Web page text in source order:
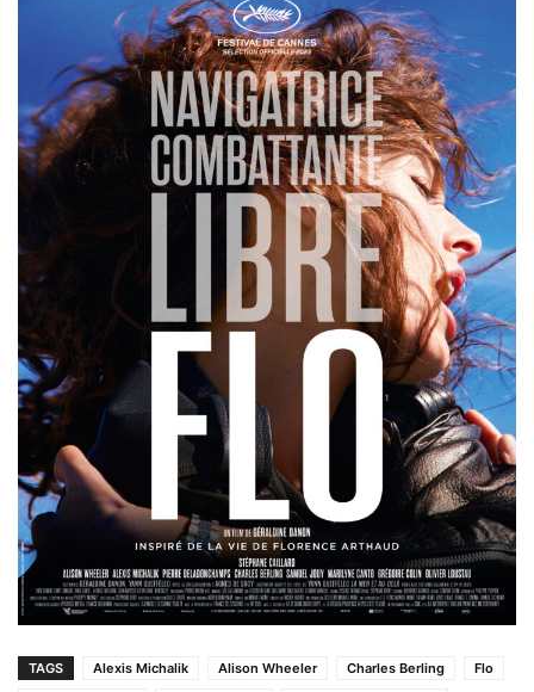
TAGS Alexis Michalik Alison Wheeler Charles Berling Flo